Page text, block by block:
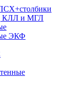
КЛЛ и МГЛ
ЭКФ